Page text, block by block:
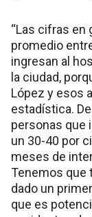
“Las cifras en
promedio
ingresan al
la ciudad,
López y esos
estadística.
personas que
un 30-40 por
meses de
Tenemos que
dado un
que es